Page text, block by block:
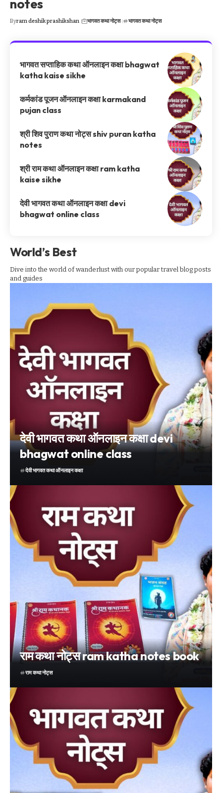
notes
Byram deshik prashikshan भागवत कथा नोट्स भागवत कथा नोट्स
भागवत सप्ताहिक कथा ऑनलाइन कक्षा bhagwat
katha kaise sikhe
कर्मकांड पूजन ऑनलाइन कक्षा karmakand
pujan class
श्री शिव पुराण कथा नोट्स shiv puran katha
notes
श्री राम कथा ऑनलाइन कक्षा ram katha
kaise sikhe
देवी भागवत कथा ऑनलाइन कक्षा devi
bhagwat online class
World’s Best
Dive into the world of wanderlust with our popular travel blog posts
and guides
देवी भागवत कथा ऑनलाइन कक्षा devi
bhagwat online class
देवी भागवत कथा ऑनलाइन कक्षा
राम कथा नोट्स ram katha notes book
राम कथा नोट्स